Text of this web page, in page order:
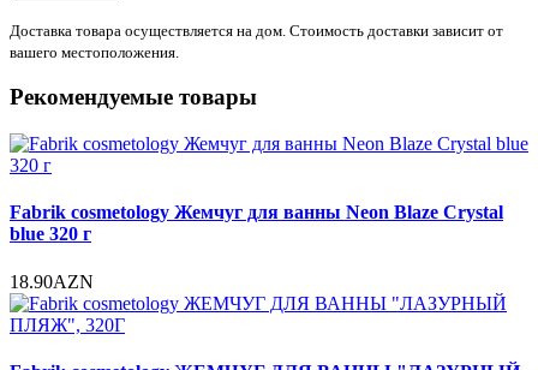
Доставка товара осуществляется на дом. Стоимость доставки зависит от
вашего местоположения.
Рекомендуемые товары
Fabrik cosmetology Жемчуг для ванны Neon Blaze Crystal
blue 320 г
18.90AZN